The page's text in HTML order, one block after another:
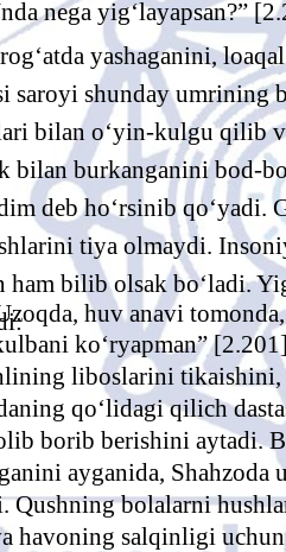
nega yig‘layapsan?”
yashaganini,
saroyi shunday
bilan o‘yin-kulgu qilib
bilan burkanganini bod-
deb ho‘rsinib qo‘yadi.
tiya olmaydi.
ham bilib olsak bo‘ladi.
huv anavi
ko‘ryapman”
liboslarini tikaishini,
qo‘lidagi qilich
borib berishini aytadi.
ayganida,
Qushning bolalarni
havoning salqinligi